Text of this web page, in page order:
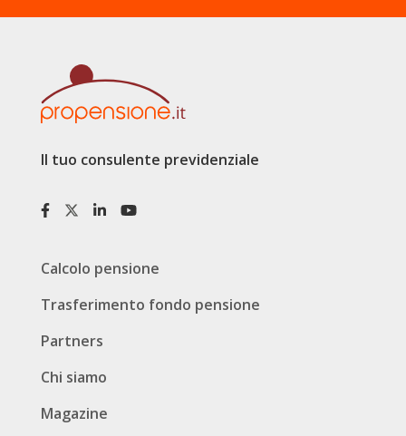
Il tuo consulente previdenziale
Calcolo pensione
Trasferimento fondo pensione
Partners
Chi siamo
Magazine